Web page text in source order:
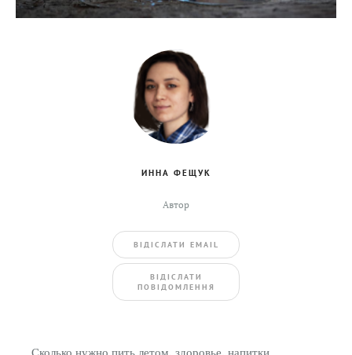
ИННА ФЕЩУК
Автор
ВIДIСЛАТИ EMAIL
BIДIСЛАТИ
ПОВIДОМЛЕННЯ